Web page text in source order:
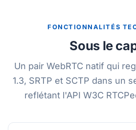
FONCTIONNALITÉS
Sous le
Un pair WebRTC natif qui
1.3, SRTP et SCTP dans un
reflétant l'API W3C